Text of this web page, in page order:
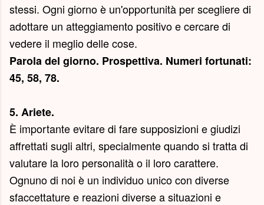
stessi. Ogni giorno è un'opportunità per scegliere di
adottare un atteggiamento positivo e cercare di
vedere il meglio delle cose.
Parola del giorno. Prospettiva. Numeri fortunati:
45, 58, 78.
5. Ariete.
È importante evitare di fare supposizioni e giudizi
affrettati sugli altri, specialmente quando si tratta di
valutare la loro personalità o il loro carattere.
Ognuno di noi è un individuo unico con diverse
sfaccettature e reazioni diverse a situazioni e